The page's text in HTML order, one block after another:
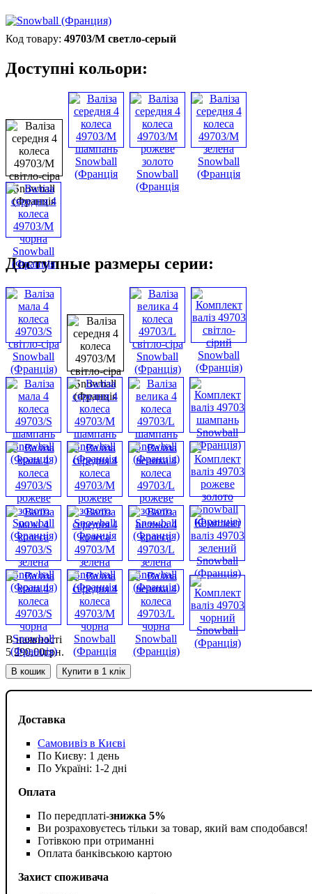
Доставка
Самовивіз в Києві
По Києву: 1 день
По Україні: 1-2 дні
Оплата
По передплаті-знижка 5%
Ви розраховуєтесь тільки за товар, який вам сподобався!
Готівкою при отриманні
Оплата банківською картою
Захист споживача
49703/M светло-серый
Доступні кольори:
Доступные размеры серии:
В наявності
5 290,00грн.
В кошик Купити в 1 клік